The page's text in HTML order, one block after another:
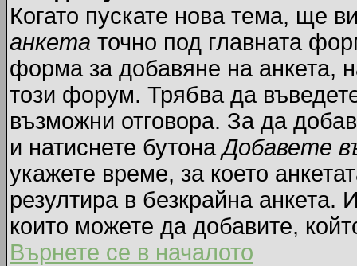
Когато пускате нова тема, ще
анкета точно под главната
форма за добавяне на анкета,
този форум. Трябва да
възможни отговора. За да
и натиснете бутонаДобавете
укажете време, за което
резултира в безкрайна
които можете да добавите,
Върнете се в началото